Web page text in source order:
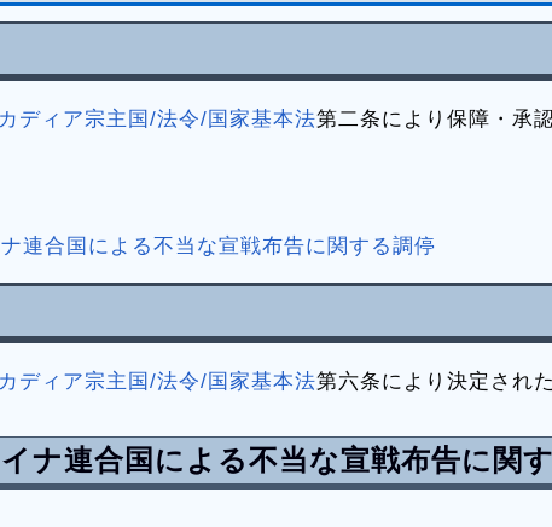
ディア宗主国/法令/国家基本法第二条により保障・承
連合国による不当な宣戦布告に関する調停
ディア宗主国/法令/国家基本法第六条により決定され
ナ連合国による不当な宣戦布告に関